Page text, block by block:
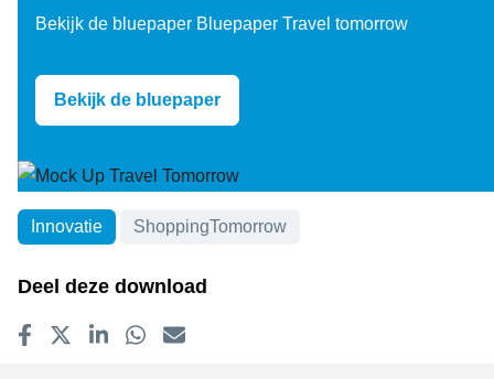
Bekijk de bluepaper Bluepaper Travel tomorrow
Bekijk de bluepaper
Onderwerpen
Innovatie ShoppingTomorrow
Deel deze download